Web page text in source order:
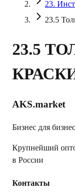
23.
23.5
23.5
AKS.market
Бизнес для
Крупнейший
в России
Контакты